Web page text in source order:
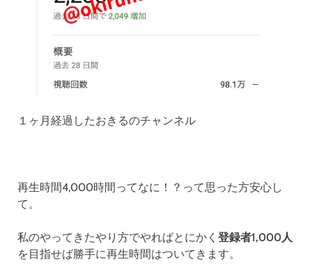
１ヶ月経過したおきるのチャンネル
再生時間4,000時間ってなに！？って思った方安心し
て。
私のやってきたやり方でやればとにかく 登録者1,000人
を目指せば勝手に再生時間はついてきます。